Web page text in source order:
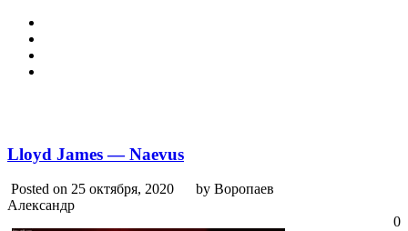
Lloyd James — Naevus
Posted on 25 октября, 2020
by Воропаев
Александр
0